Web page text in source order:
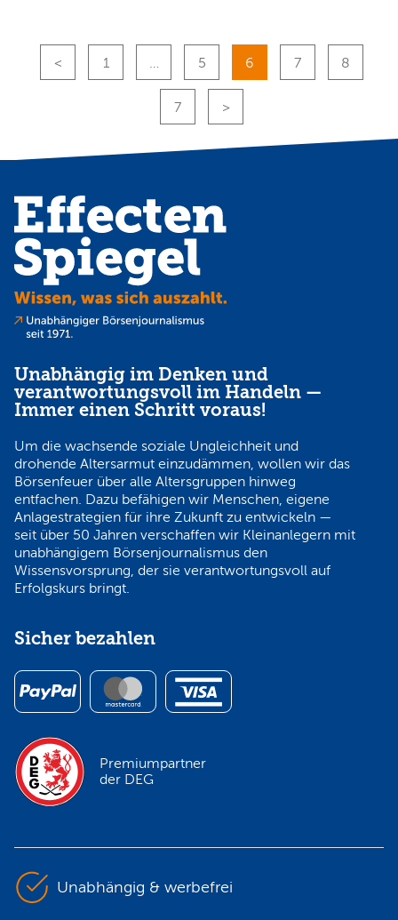
1 … 5 6 7 8
7
Unabhängig im Denken und
verantwortungsvoll im Handeln —
Immer einen Schritt voraus!
Um die wachsende soziale Ungleichheit und
drohende Altersarmut einzudämmen, wollen wir das
Börsenfeuer über alle Altersgruppen hinweg
entfachen. Dazu befähigen wir Menschen, eigene
Anlagestrategien für ihre Zukunft zu entwickeln —
seit über 50 Jahren verschaffen wir Kleinanlegern mit
unabhängigem Börsenjournalismus den
Wissensvorsprung, der sie verantwortungsvoll auf
Erfolgskurs bringt.
Sicher bezahlen
Premiumpartner
der DEG
Unabhängig & werbefrei